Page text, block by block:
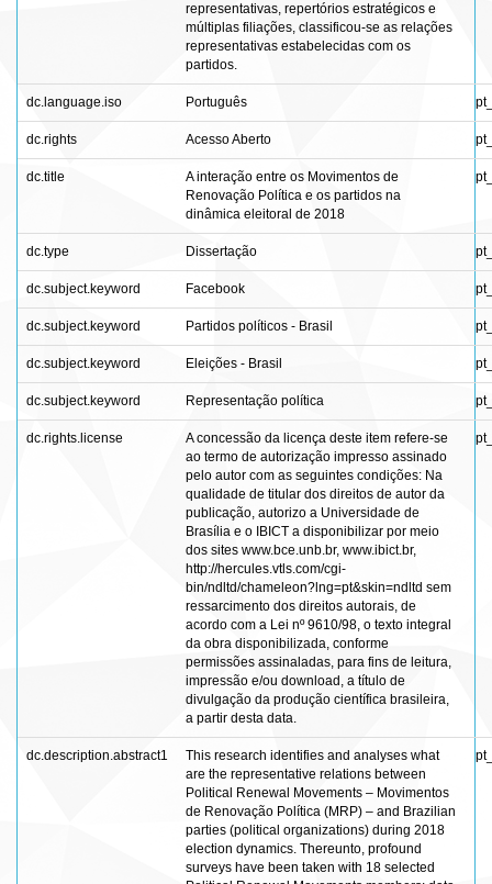
representativas, repertórios estratégicos e
múltiplas filiações, classificou-se as relações
representativas estabelecidas com os
partidos.
dc.language.iso Português
dc.rights Acesso Aberto
dc.title
A interação entre os Movimentos de
Renovação Política e os partidos na
dinâmica eleitoral de 2018
dc.type Dissertação
dc.subject.keyword Facebook
dc.subject.keyword Partidos políticos - Brasil
dc.subject.keyword Eleições - Brasil
dc.subject.keyword Representação política
dc.rights.license
A concessão da licença deste item refere-se
ao termo de autorização impresso assinado
pelo autor com as seguintes condições: Na
qualidade de titular dos direitos de autor da
publicação, autorizo a Universidade de
Brasília e o IBICT a disponibilizar por meio
dos sites www.bce.unb.br, www.ibict.br,
http://hercules.vtls.com/cgi-
bin/ndltd/chameleon?lng=pt&skin=ndltd sem
ressarcimento dos direitos autorais, de
acordo com a Lei nº 9610/98, o texto integral
da obra disponibilizada, conforme
permissões assinaladas, para fins de leitura,
impressão e/ou download, a título de
divulgação da produção científica brasileira,
a partir desta data.
dc.description.abstract1
This research identifies and analyses what
are the representative relations between
Political Renewal Movements – Movimentos
de Renovação Política (MRP) – and Brazilian
parties (political organizations) during 2018
election dynamics. Thereunto, profound
surveys have been taken with 18 selected